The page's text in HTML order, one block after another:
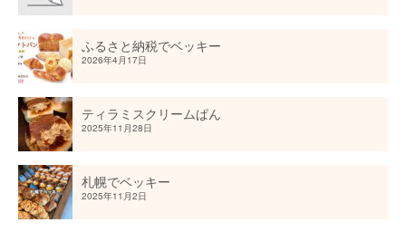
ふるさと納税でベッキー
2026年4月17日
ティラミスクリームぱん
2025年11月28日
札幌でベッキー
2025年11月2日